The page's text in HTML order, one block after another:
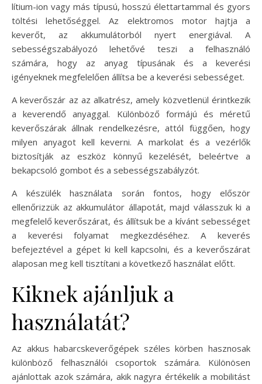
lítium-ion vagy más típusú, hosszú élettartammal és gyors
töltési lehetőséggel. Az elektromos motor hajtja a
keverőt, az akkumulátorból nyert energiával. A
sebességszabályozó lehetővé teszi a felhasználó
számára, hogy az anyag típusának és a keverési
igényeknek megfelelően állítsa be a keverési sebességet.
A keverőszár az az alkatrész, amely közvetlenül érintkezik
a keverendő anyaggal. Különböző formájú és méretű
keverőszárak állnak rendelkezésre, attól függően, hogy
milyen anyagot kell keverni. A markolat és a vezérlők
biztosítják az eszköz könnyű kezelését, beleértve a
bekapcsoló gombot és a sebességszabályzót.
A készülék használata során fontos, hogy először
ellenőrizzük az akkumulátor állapotát, majd válasszuk ki a
megfelelő keverőszárat, és állítsuk be a kívánt sebességet
a keverési folyamat megkezdéséhez. A keverés
befejeztével a gépet ki kell kapcsolni, és a keverőszárat
alaposan meg kell tisztítani a következő használat előtt.
Kiknek ajánljuk a
használatát?
Az akkus habarcskeverőgépek széles körben hasznosak
különböző felhasználói csoportok számára. Különösen
ajánlottak azok számára, akik nagyra értékelik a mobilitást